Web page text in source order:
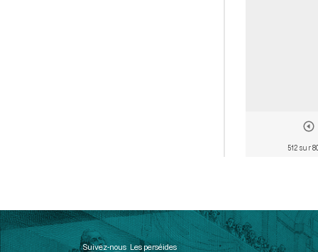
512 sur
Suivez-nous Les perséides